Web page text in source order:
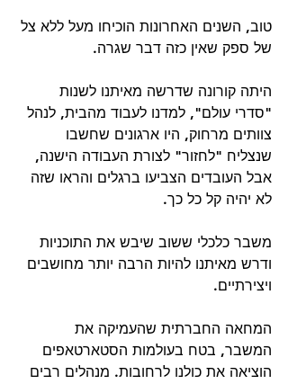
טוב, השנים האחרונות הוכיחו מעל ללא צל
של ספק שאין כזה דבר שגרה.
היתה קורונה שדרשה מאיתנו לשנות
"סדרי עולם", למדנו לעבוד מהבית, לנהל
צוותים מרחוק, היו ארגונים שחשבו
שנצליח "לחזור" לצורת העבודה הישנה,
אבל העובדים הצביעו ברגלים והראו שזה
לא יהיה קל כל כך.
משבר כלכלי ששוב שיבש את התוכניות
ודרש מאיתנו להיות הרבה יותר מחושבים
ויצירתיים.
המחאה החברתית שהעמיקה את
המשבר, בטח בעולמות הסטארטאפים
הוציאה את כולנו לרחובות. מנהלים רבים